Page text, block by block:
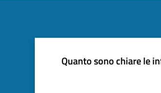
Quanto sono chiare le